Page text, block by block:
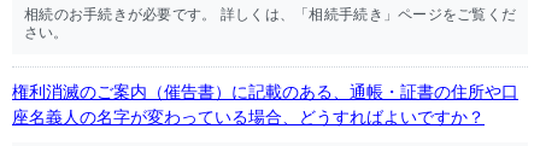
相続のお手続きが必要です。 詳しくは、「相続手続き」ページをご覧くだ
さい。
権利消滅のご案内（催告書）に記載のある、通帳・証書の住所や口
座名義人の名字が変わっている場合、どうすればよいですか？